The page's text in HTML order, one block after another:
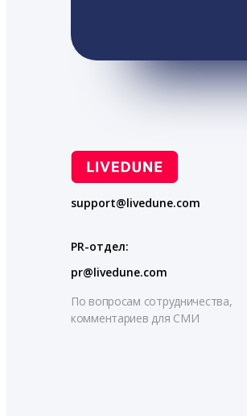
support@livedune.com
PR-отдел:
pr@livedune.com
По вопросам сотрудничества,
комментариев для СМИ